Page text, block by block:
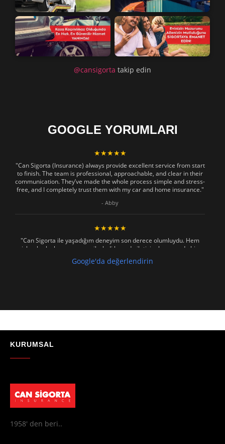
@cansigorta takip edin
GOOGLE YORUMLARI
★★★★★
"Can Sigorta (Insurance) always provide excellent service from start
to finish. The team is professional, approachable, and clear in their
communication. They’ve made the whole process simple and stress-
free, and I completely trust them with my car and home insurance."
- Abby
★★★★★
"Can Sigorta ile yaşadığım deneyim son derece olumluydu. Hem
işlemler hızlı ve sorunsuz ilerledi hem de iletişim konusunda hiç
zorlanmadım. Aradığımda ya da mesaj attığımda hemen dönüş
sağladılar, her soruma sabırla ve açıklayıcı bir şekilde yanıt verdiler.
"Absolutelly the best at the TRNC. Highly recommeded !!! Thank You
Google'da değerlendirin
KURUMSAL
1958' den beri..